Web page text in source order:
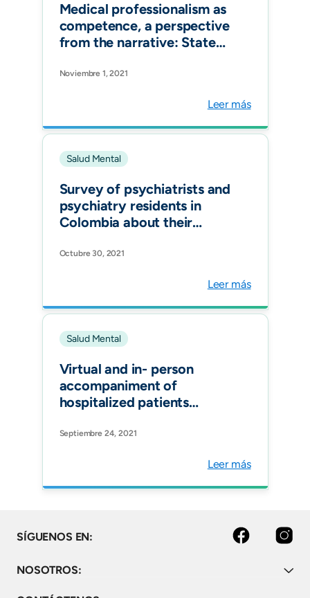
Medical professionalism as
competence, a perspective
from the narrative: State
Noviembre 1, 2021
Leer más
Salud Mental
Survey of psychiatrists and
psychiatry residents in
Colombia about their
practices in delirium. Rev
Octubre 30, 2021
Leer más
Salud Mental
Virtual and in- person
accompaniment of
hospitalized patients
pandemic in Colombia. Rev
Septiembre 24, 2021
Leer más
SÍGUENOS EN: facebook instagram
NOSOTROS: